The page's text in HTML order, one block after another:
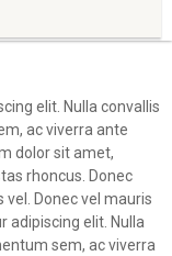
elit. Nulla convallis
ac viverra ante
dolor sit amet,
rhoncus. Donec
Donec vel mauris
adipiscing elit. Nulla
sem, ac viverra